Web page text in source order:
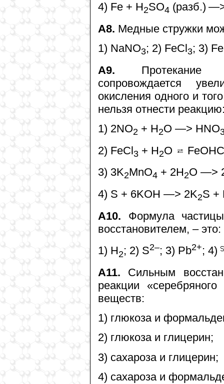
4) Fe + H2SO4 (разб.)
А8. Медные стружки
1) NaNO3; 2) FeCl3; 3)
А9. Протекание
сопровождается
окисления одного и
нельзя отнести
1) 2NO2 + H2O —> HNO
2) FeCl3 + H2O
3) 3K2MnO4 + 2H2O —>
4) S + 6KOH —> 2K2S +
A10. Формула
восстановителем, – это:
1) H2; 2) S2–; 3) Pb2+; 4)
А11. Сильным
реакции
веществ:
1) глюкоза и
2) глюкоза и глицерин;
3) сахароза и глицерин;
4) сахароза и